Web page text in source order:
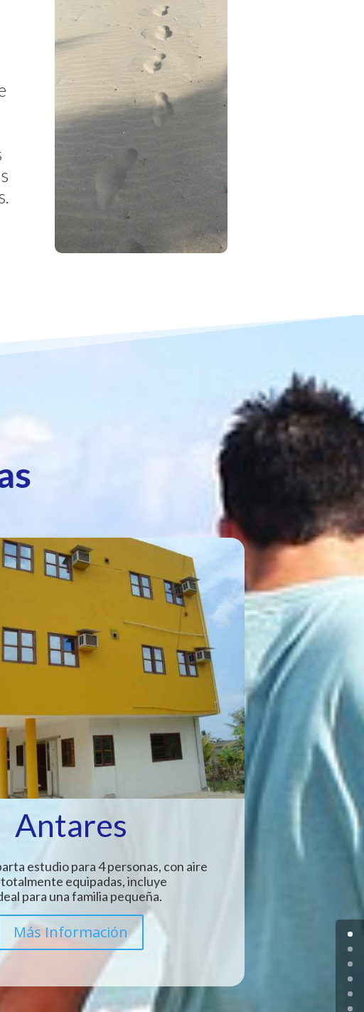
Antares
estudio para 4 personas, con aire
equipadas, incluye
para una familia pequeña.
Más Información